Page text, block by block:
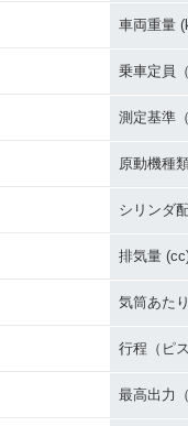
車両重量
乗車定員（
測定基準（
原動機種
シリンダ
排気量
気筒あた
行程（ピ
最高出力（